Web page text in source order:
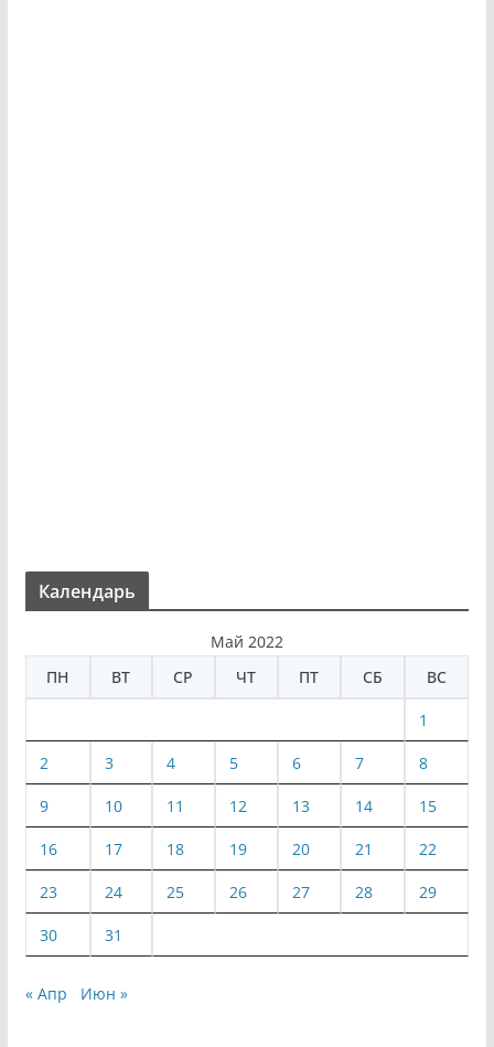
Календарь
Май 2022
ПН
ВТ СР ЧТ ПТ СБ ВС
1
2 3 4 5 6 7 8
9 10 11 12 13 14 15
16 17 18 19 20 21 22
23 24 25 26 27 28 29
30 31
« Апр Июн »